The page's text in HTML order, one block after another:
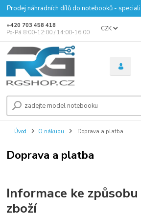
Prodej náhradních dílů do notebooků -
CZK
+420 703 458 418
Po-Pá 8:00-12:00 / 14:00-16:00
Úvod O nákupu Doprava a platba
Doprava a platba
Informace ke
zboží